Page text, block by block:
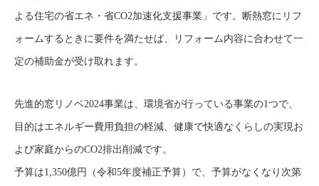
よる住宅の省エネ・省CO2加速化支援事業」です。断熱窓にリフ
ォームするときに要件を満たせば、リフォーム内容に合わせて一
定の補助金が受け取れます。
先進的窓リノベ2024事業は、環境省が行っている事業の1つで、
目的はエネルギー費用負担の軽減、健康で快適なくらしの実現お
よび家庭からのCO2排出削減です。
予算は1,350億円（令和5年度補正予算）で、予算がなくなり次第